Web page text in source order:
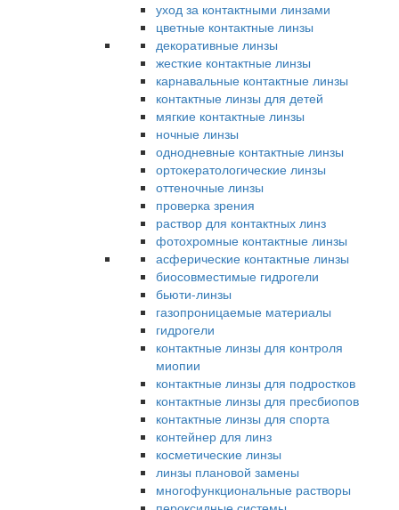
уход за контактными линзами
цветные контактные линзы
декоративные линзы
жесткие контактные линзы
карнавальные контактные линзы
контактные линзы для детей
мягкие контактные линзы
ночные линзы
однодневные контактные линзы
ортокератологические линзы
оттеночные линзы
проверка зрения
раствор для контактных линз
фотохромные контактные линзы
асферические контактные линзы
биосовместимые гидрогели
бьюти-линзы
газопроницаемые материалы
гидрогели
контактные линзы для контроля
миопии
контактные линзы для подростков
контактные линзы для пресбиопов
контактные линзы для спорта
контейнер для линз
косметические линзы
линзы плановой замены
многофункциональные растворы